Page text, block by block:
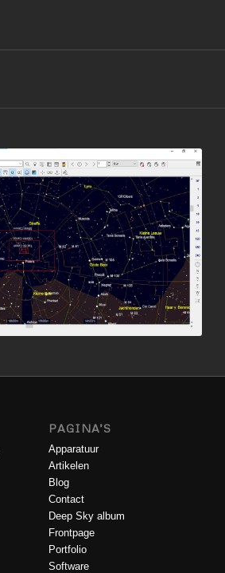
PAGINA’S
Apparatuur
Artikelen
Blog
Contact
Deep Sky album
Frontpage
Portfolio
Software